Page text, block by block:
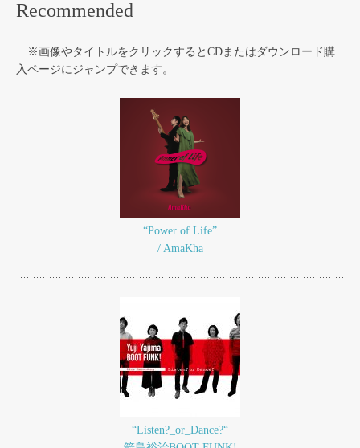
Recommended
※画像やタイトルをクリックするとCDまたはダウンロード購
入ページにジャンプできます。
“Power of Life”
/ AmaKha
“Listen?_or_Dance?“